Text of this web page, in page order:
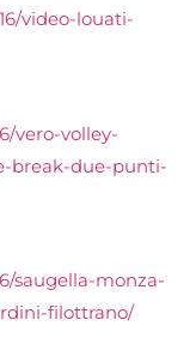
video-louati-
vero-volley-
break-due-punti-
saugella-monza-
filottrano/